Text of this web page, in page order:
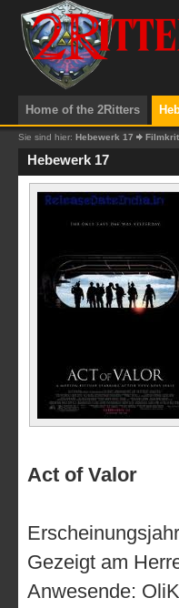
Home of the 2Ritters
Sie sind hier: Hebewerk 17
Hebewerk 17
Act of Valor
Gezeigt am
Anwesende: